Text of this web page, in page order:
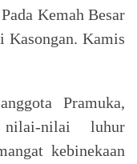
Kemah Besar
Kasongan. Kamis
Pramuka,
nilai luhur
kebinekaan